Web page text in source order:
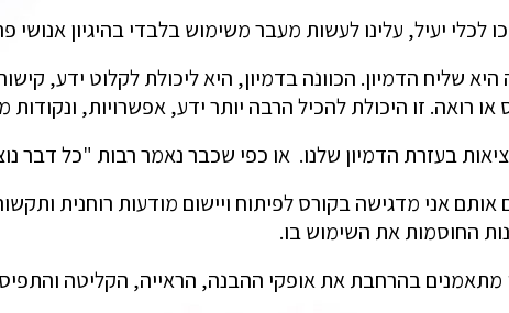
לכלי יעיל, עלינו לעשות מעבר משימוש בלבדי בהיגיון אנושי
היא שליח הדמיון. הכוונה בדמיון, היא ליכולת לקלוט ידע,
או רואה. זו היכולת להכיל הרבה יותר ידע, אפשרויות, ונקודות
בעזרת הדמיון שלנו. או כפי שכבר נאמר רבות "כל דבר
אני מדגישה בקורס לפיתוח ויישום מודעות רוחנית
החוסמות את השימוש בו.
בהרחבת את אופקי ההבנה, הראייה, הקליטה